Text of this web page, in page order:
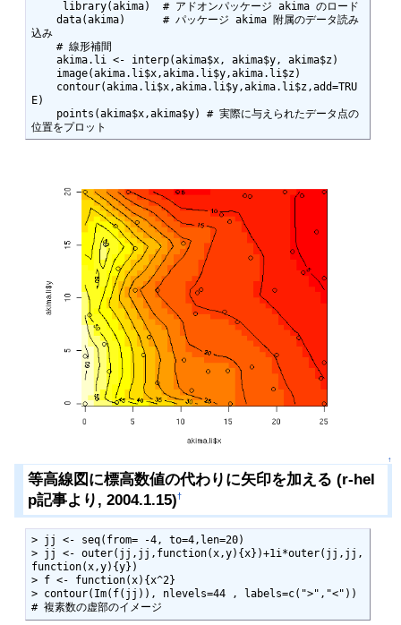
込み
E)
位置をプロット
↑
等高線図に標高数値の代わりに矢印を加える (r-hel
p記事より, 2004.1.15)†
> jj <- seq(from= -4, to=4,len=20)
> jj <- outer(jj,jj,function(x,y){x})+1i*outer(jj,jj,
function(x,y){y})
> f <- function(x){x^2}
> contour(Im(f(jj)), nlevels=44 , labels=c(">","<"))
# 複素数の虚部のイメージ